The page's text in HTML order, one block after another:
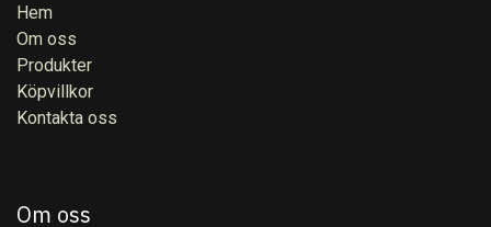
Hem
Om oss
Produkter
Köpvillkor
Kontakta oss
Om oss